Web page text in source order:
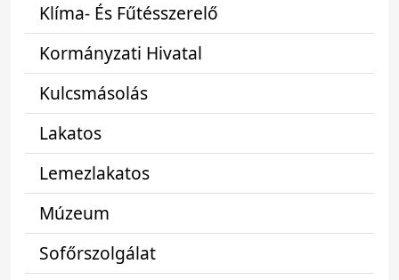
Klíma- És Fűtésszerelő
Kormányzati Hivatal
Kulcsmásolás
Lakatos
Lemezlakatos
Múzeum
Sofőrszolgálat